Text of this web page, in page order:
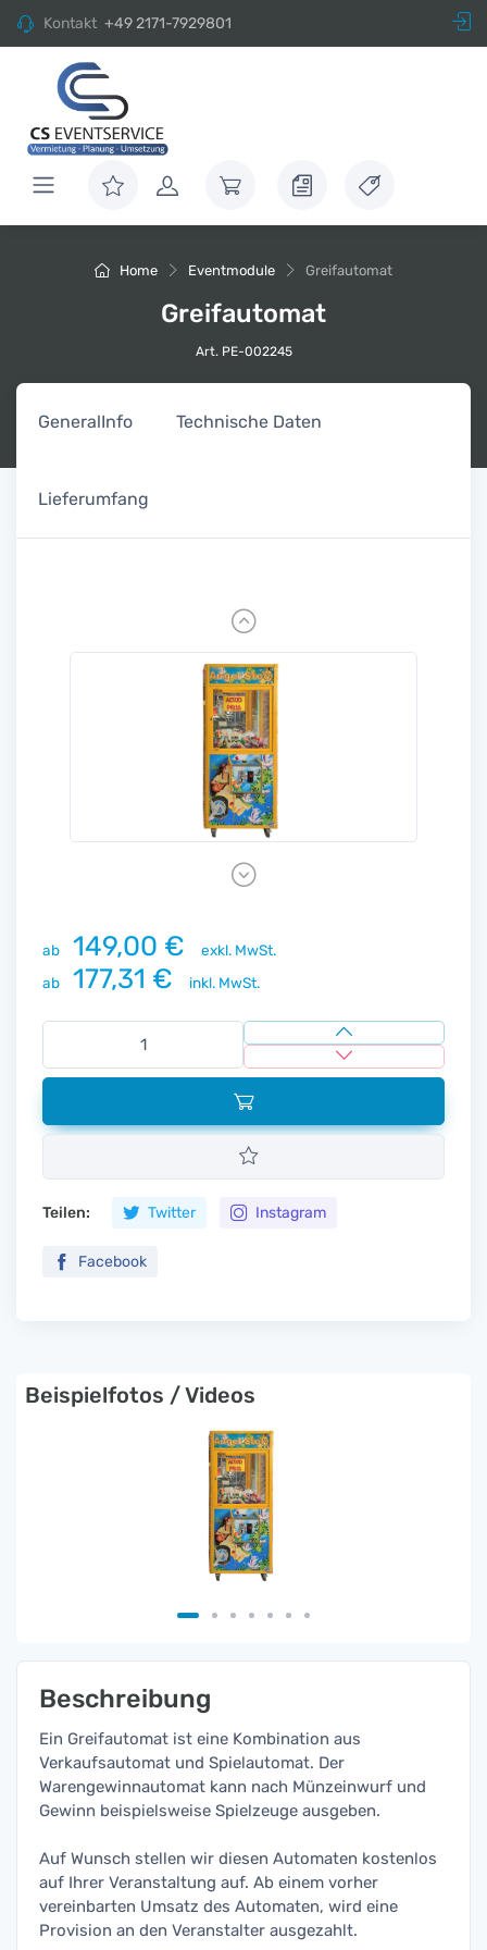
Kontakt +49 2171-7929801
Home Eventmodule Greifautomat
Greifautomat
Art. PE-002245
GeneralInfo Technische Daten
Lieferumfang
Previous
Next
ab 149,00 €
exkl. MwSt.
ab
177,31 € inkl. MwSt.
Teilen: Twitter Instagram
Facebook
Beispielfotos / Videos
Beschreibung
Ein Greifautomat ist eine Kombination aus
Verkaufsautomat und Spielautomat. Der
Warengewinnautomat kann nach Münzeinwurf und
Gewinn beispielsweise Spielzeuge ausgeben.
Auf Wunsch stellen wir diesen Automaten kostenlos
auf Ihrer Veranstaltung auf. Ab einem vorher
vereinbarten Umsatz des Automaten, wird eine
Provision an den Veranstalter ausgezahlt.